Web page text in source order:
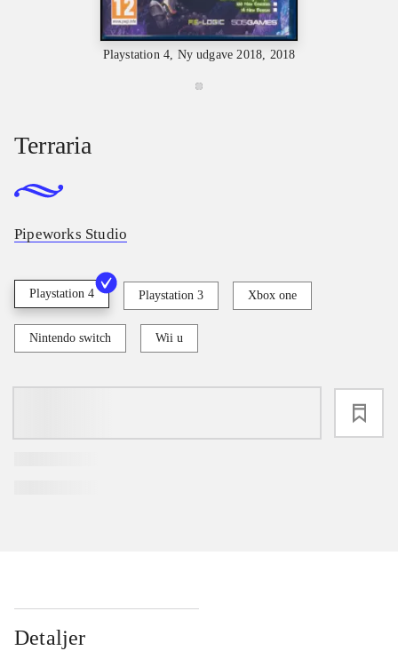
Playstation 4, Ny udgave 2018, 2018
Terraria
Pipeworks Studio
Playstation 4 Playstation 3 Xbox one
Nintendo switch Wii u
Detaljer